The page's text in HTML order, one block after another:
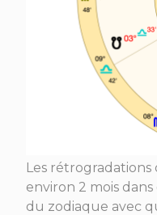
Les rétrogradations
environ 2 mois
du zodiaque avec